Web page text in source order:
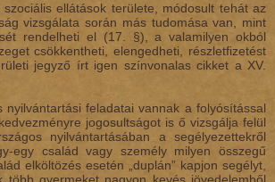
ellátások területe, módosult tehát az
vizsgálata során más tudomása van, mint
rendelheti el (17. §), a valamilyen okból
csökkentheti, elengedheti, részletfizetést
jegyző írt igen színvonalas cikket a XV.
feladatai vannak a folyósítással
jogosultságot is ő vizsgálja felül
nyilvántartásában a segélyezettekről
egy család vagy személy milyen összegű
elköltözés esetén „duplán” kapjon segélyt,